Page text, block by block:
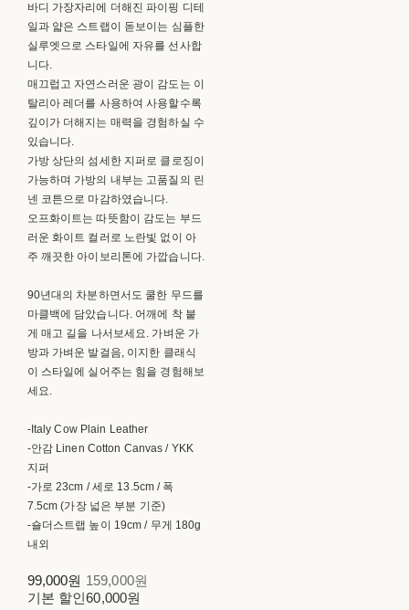
바디 가장자리에 더해진 파이핑 디테
일과 얇은 스트랩이 돋보이는 심플한
실루엣으로 스타일에 자유를 선사합
니다.
매끄럽고 자연스러운 광이 감도는 이
탈리아 레더를 사용하여 사용할수록
깊이가 더해지는 매력을 경험하실 수
있습니다.
가방 상단의 섬세한 지퍼로 클로징이
가능하며 가방의 내부는 고품질의 린
넨 코튼으로 마감하였습니다.
오프화이트는 따뜻함이 감도는 부드
러운 화이트 컬러로 노란빛 없이 아
주 깨끗한 아이보리톤에 가깝습니다.
90년대의 차분하면서도 쿨한 무드를
마클백에 담았습니다. 어깨에 착 붙
게 매고 길을 나서보세요. 가벼운 가
방과 가벼운 발걸음, 이지한 클래식
이 스타일에 실어주는 힘을 경험해보
세요.
-Italy Cow Plain Leather
-안감 Linen Cotton Canvas / YKK
지퍼
-가로 23cm / 세로 13.5cm / 폭
7.5cm (가장 넓은 부분 기준)
-숄더스트랩 높이 19cm / 무게 180g
내외
99,000원 159,000원
기본 할인60,000원